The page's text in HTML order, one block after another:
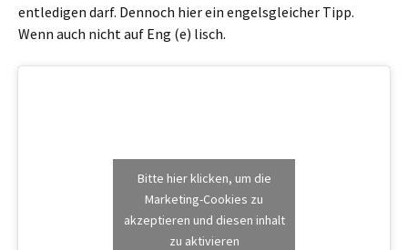
entledigen darf. Dennoch hier ein engelsgleicher Tipp.
Wenn auch nicht auf Eng (e) lisch.
Bitte hier klicken, um die
Marketing-Cookies zu
akzeptieren und diesen inhalt
zu aktivieren